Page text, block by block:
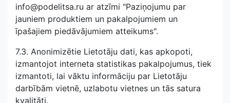
info@podelitsa.ru ar atzīmi "Paziņojumu par
jauniem produktiem un pakalpojumiem un
īpašajiem piedāvājumiem atteikums".
7.3. Anonimizētie Lietotāju dati, kas apkopoti,
izmantojot interneta statistikas pakalpojumus, tiek
izmantoti, lai vāktu informāciju par Lietotāju
darbībām vietnē, uzlabotu vietnes un tās satura
kvalitāti.